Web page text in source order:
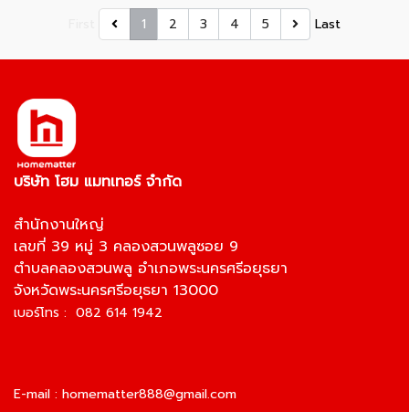
1 2 3 4 5 Last
บริษัท โฮม แมทเทอร์ จำกัด
สำนักงานใหญ่
เลขที่ 39 หมู่ 3 คลองสวนพลูซอย 9
ตำบลคลองสวนพลู อำเภอพระนครศรีอยุธยา
จังหวัดพระนครศรีอยุธยา 13000
เบอร์โทร : 082 614 1942
E-mail : homematter888@gmail.com